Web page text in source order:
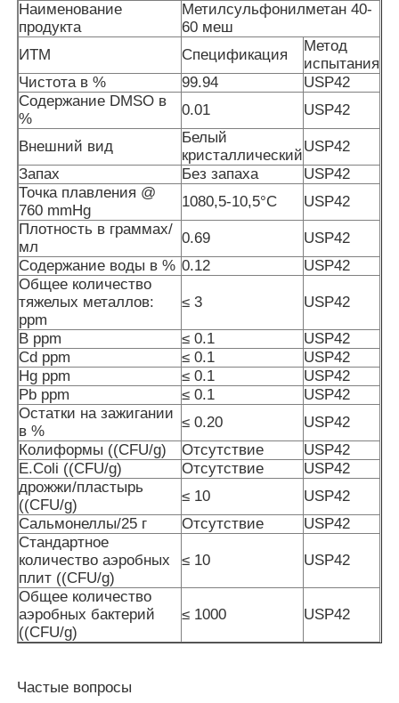
Порошок волос MSM
Сера MSM органическая
Чистые кристаллы MSM
Наименование
продукта
Метилсульфонилметан 40-
60 меш
ИТМ
Спецификация
Метод
испытания
Чистота в %
99.94
USP42
Содержание DMSO в
%
0.01 USP42
Внешний вид
Белый
кристаллический
USP42
Запах
Без запаха
USP42
Точка плавления @
760 mmHg
1080,5-10,5°С
USP42
Плотность в граммах/
мл
0.69
USP42
Содержание воды в % 0.12
USP42
Общее количество
тяжелых металлов:
ppm
≤ 3 USP42
В ppm ≤ 0.1
USP42
Cd ppm
≤ 0.1
USP42
Hg ppm
≤ 0.1
USP42
Pb ppm
≤ 0.1
USP42
Остатки на зажигании
в %
≤ 0.20
USP42
Колиформы ((CFU/g)
Отсутствие
USP42
E.Coli ((CFU/g)
Отсутствие
USP42
дрожжи/пластырь
((CFU/g)
≤ 10
USP42
Сальмонеллы/25 г
Отсутствие
USP42
Стандартное
количество аэробных
плит ((CFU/g)
≤ 10 USP42
Общее количество
аэробных бактерий
((CFU/g)
≤ 1000 USP42
Частые вопросы